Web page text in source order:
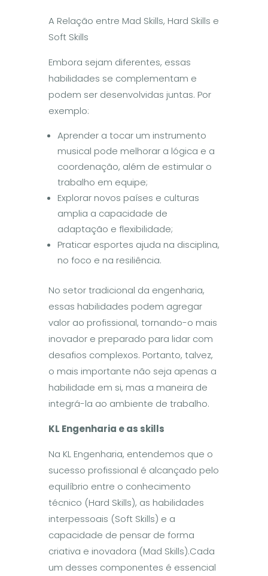
A Relação entre Mad Skills, Hard Skills e
Soft Skills
Embora sejam diferentes, essas
habilidades se complementam e
podem ser desenvolvidas juntas. Por
exemplo:
Aprender a tocar um instrumento
musical pode melhorar a lógica e a
coordenação, além de estimular o
trabalho em equipe;
Explorar novos países e culturas
amplia a capacidade de
adaptação e flexibilidade;
Praticar esportes ajuda na disciplina,
no foco e na resiliência.
No setor tradicional da engenharia,
essas habilidades podem agregar
valor ao profissional, tornando-o mais
inovador e preparado para lidar com
desafios complexos. Portanto, talvez,
o mais importante não seja apenas a
habilidade em si, mas a maneira de
integrá-la ao ambiente de trabalho.
KL Engenharia e as skills
Na KL Engenharia, entendemos que o
sucesso profissional é alcançado pelo
equilíbrio entre o conhecimento
técnico (Hard Skills), as habilidades
interpessoais (Soft Skills) e a
capacidade de pensar de forma
criativa e inovadora (Mad Skills).Cada
um desses componentes é essencial